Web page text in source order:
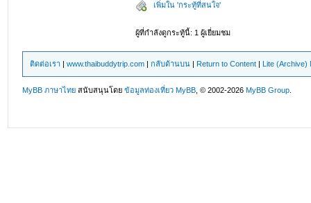
เพิ่มใน 'กระทู้ที่สนใจ'
ผู้ที่กำลังดูกระทู้นี้: 1 ผู้เยี่ยมชม
ติดต่อเรา |www.thaibuddytrip.com |กลับด้านบน | Return to Content | Lite (Archive)
MyBB ภาษาไทย สนับสนุนโดยข้อมูลท่องเที่ยว MyBB , © 2002-2026MyBB Group